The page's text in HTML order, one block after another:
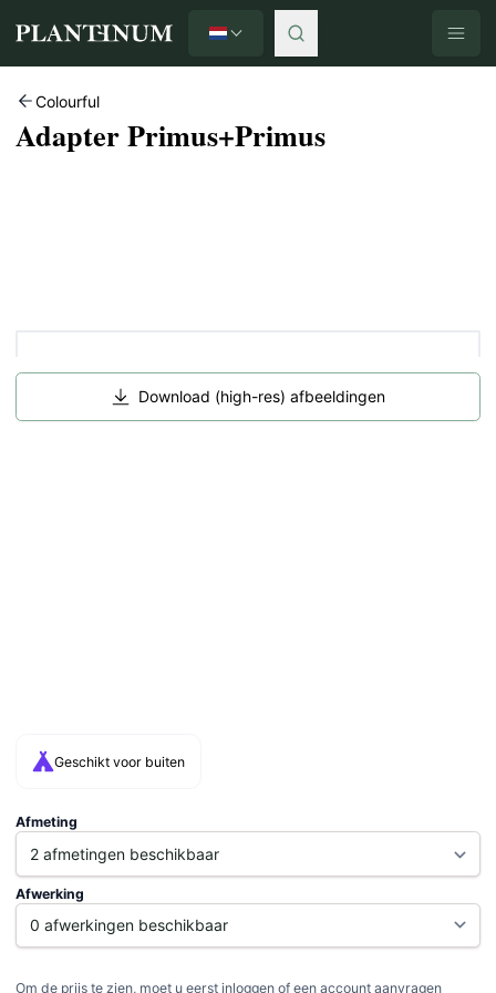
Plantinum home Nederlands
Colourful
Adapter Primus+Primus
Download (high-res) afbeeldingen
Geschikt voor buiten
Afmeting
Afwerking
Om de prijs te zien, moet u eerst inloggen of een account aanvragen